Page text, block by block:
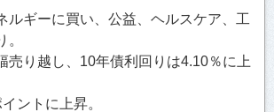
ルギーに買い、公益、ヘルスケア、工
売り越し、10年債利回りは4.10％に上
ントに上昇。